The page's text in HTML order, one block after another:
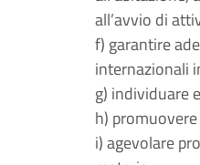
all’avvio di
f) garantire
internazionali
g) individuare
h)
i) agevolare